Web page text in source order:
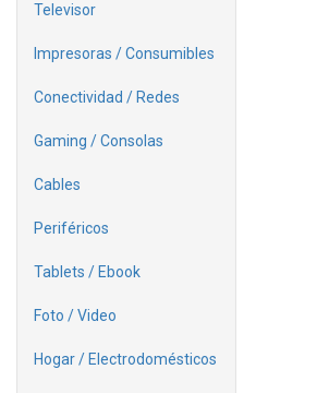
Televisor
Impresoras / Consumibles
Conectividad / Redes
Gaming / Consolas
Cables
Periféricos
Tablets / Ebook
Foto / Video
Hogar / Electrodomésticos